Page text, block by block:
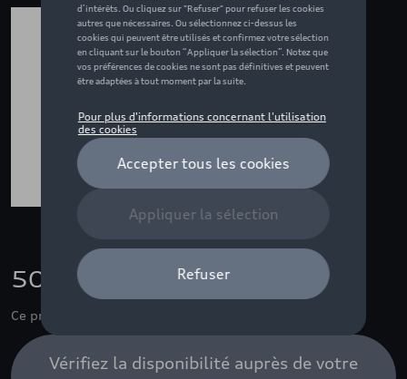
50,00 €
Ce produit n'est actuellement pas de stock
Vérifiez la disponibilité auprès de votre